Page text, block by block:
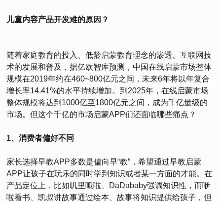
儿童内容产品开发难的原因？
随着家庭教育的投入、低龄启蒙教育理念的渗透、互联网技
术的发展和普及，据亿欧智库预测，中国在线启蒙市场整体
规模在2019年约在460~800亿元之间，未来6年将以年复合
增长率14.41%的水平持续增加。到2025年，在线启蒙市场
整体规模将达到1000亿至1800亿元之间，成为千亿量级的
市场。但这个千亿的市场启蒙APP们还面临哪些痛点？
1、消费者偏好不同
家长选择早教APP多数是偏向早“教”，希望通过早教启蒙
APP让孩子在玩乐的同时学到知识或者某一方面的才能。在
产品定位上，比如叽里呱啦、DaDababy强调知识性，而咿
啦看书、凯叔讲故事通过绘本、故事将知识提供给孩子，但